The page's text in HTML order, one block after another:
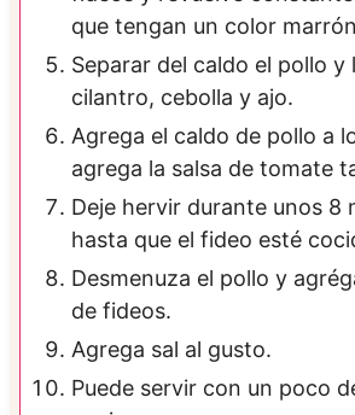
que tengan un color
Separar del caldo el pollo y
cilantro, cebolla y ajo.
Agrega el caldo de pollo a
agrega la salsa de tomate
Deje hervir durante unos 8
hasta que el fideo esté
Desmenuza el pollo y
de fideos.
Agrega sal al gusto.
Puede servir con un poco